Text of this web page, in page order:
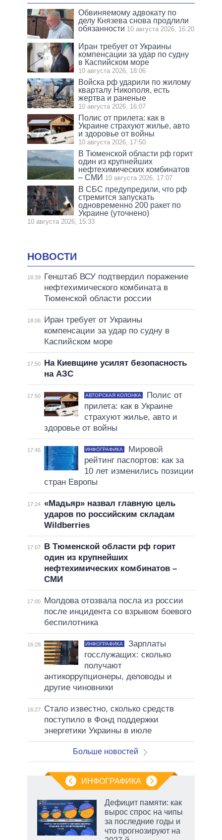
Обвиняемому адвокату по
делу Князева снова продлили
обязанности 10 августа 2026, 16:20
Иран требует от Украины
компенсации за удар по судну
в Каспийском море
10 августа 2026, 18:06
Войска рф ударили по жилому
кварталу Никополя, есть
жертва и раненые
10 августа 2026, 16:07
Полис от прилета: как в
Украине страхуют жилье, авто
и здоровье от войны
10 августа 2026, 17:50
В Тюменской области рф горит
один из крупнейших
нефтехимических комбинатов
– СМИ 10 августа 2026, 17:07
В СБС предупредили, что рф
стремится запускать
одновременно 200 ракет по
Украине (уточнено)
10 августа 2026, 15:33
НОВОСТИ
18:39
Генштаб ВСУ подтвердил поражение
нефтехимического комбината в
Тюменской области россии
18:06
Иран требует от Украины
компенсации за удар по судну в
Каспийском море
17:50
На Киевщине усилят безопасность
на АЗС
17:50 АВТОРСКАЯ КОЛОНКА
Полис от
прилета: как в Украине
страхуют жилье, авто и
здоровье от войны
17:45 ИНФОГРАФИКА
Мировой
рейтинг паспортов: как за
10 лет изменились позиции
стран Европы
17:24 «Мадьяр» назвал главную цель
ударов по российским складам
Wildberries
17:07
В Тюменской области рф горит
один из крупнейших
нефтехимических комбинатов –
СМИ
17:00
Молдова отозвала посла из россии
после инцидента со взрывом боевого
беспилотника
16:28 ИНФОГРАФИКА
Зарплаты
госслужащих: сколько
получают
антикоррупционеры, деловоды и
другие чиновники
16:27
Стало известно, сколько средств
поступило в Фонд поддержки
энергетики Украины в июле
Больше новостей
ИНФОГРАФИКА
Дефицит памяти: как
вырос спрос на чипы
за последние годы и
что прогнозируют на